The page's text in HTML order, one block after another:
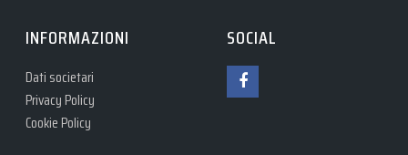
INFORMAZIONI
Dati societari
Privacy Policy
Cookie Policy
SOCIAL